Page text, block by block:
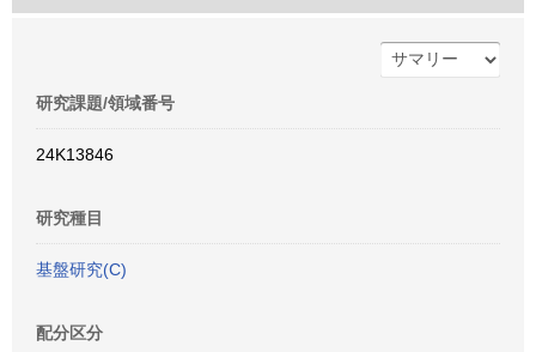
研究課題/領域番号
24K13846
研究種目
基盤研究(C)
配分区分